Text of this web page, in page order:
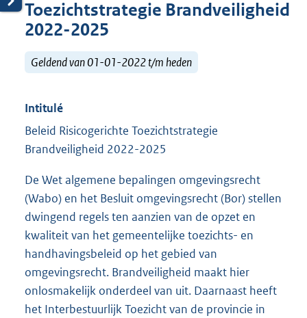
Toezichtstrategie Brandveiligheid
2022-2025
Geldend van 01-01-2022 t/m heden
Intitulé
Beleid Risicogerichte Toezichtstrategie
Brandveiligheid 2022-2025
De Wet algemene bepalingen omgevingsrecht
(Wabo) en het Besluit omgevingsrecht (Bor) stellen
dwingend regels ten aanzien van de opzet en
kwaliteit van het gemeentelijke toezichts- en
handhavingsbeleid op het gebied van
omgevingsrecht. Brandveiligheid maakt hier
onlosmakelijk onderdeel van uit. Daarnaast heeft
het Interbestuurlijk Toezicht van de provincie in